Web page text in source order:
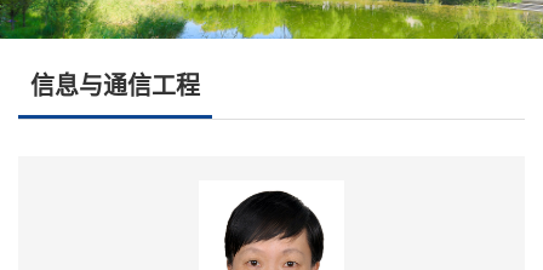
信息与通信工程